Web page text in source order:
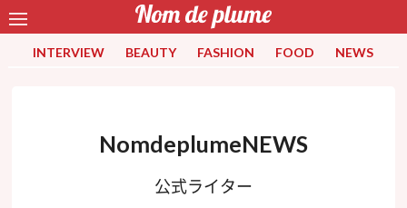
INTERVIEW BEAUTY FASHION FOOD NEWS
NomdeplumeNEWS
公式ライター